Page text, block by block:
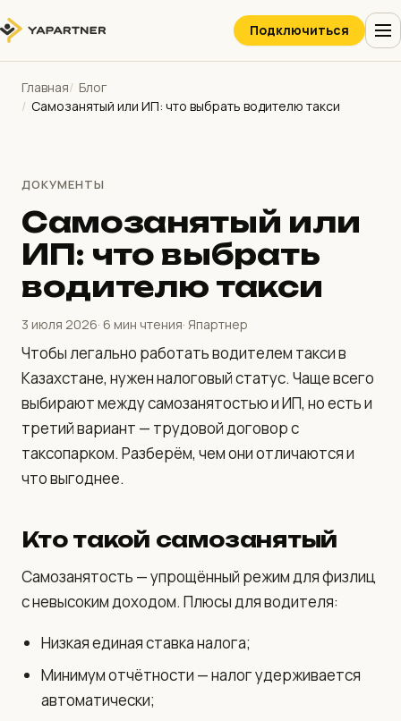
Подключиться
Главная
Блог
Самозанятый или ИП: что выбрать водителю такси
ДОКУМЕНТЫ
Самозанятый или
ИП: что выбрать
водителю такси
3 июля 2026· 6 мин чтения· Япартнер
Чтобы легально работать водителем такси в
Казахстане, нужен налоговый статус. Чаще всего
выбирают между самозанятостью и ИП, но есть и
третий вариант — трудовой договор с
таксопарком. Разберём, чем они отличаются и
что выгоднее.
Кто такой самозанятый
Самозанятость — упрощённый режим для физлиц
с невысоким доходом. Плюсы для водителя:
Низкая единая ставка налога;
Минимум отчётности — налог удерживается
автоматически;